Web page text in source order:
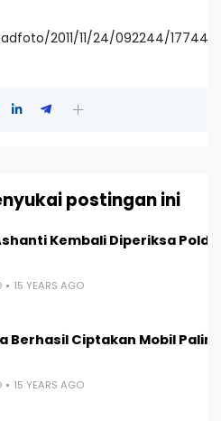
2011/11/24/092244/
postingan ini
Kembali Diperiksa
15 YEARS AGO
Berhasil Ciptakan Mobil
15 YEARS AGO